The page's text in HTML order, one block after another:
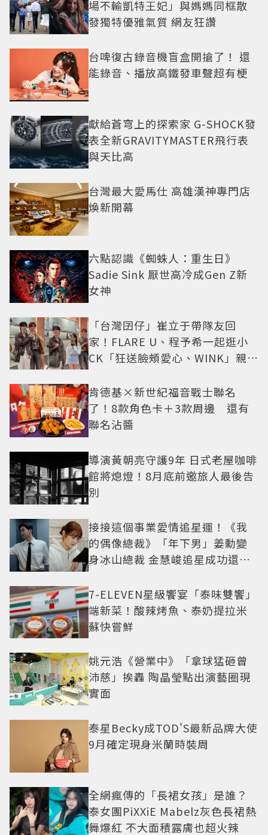
場不輸凱特王妃」與媽媽同框散
發獨特優雅氣質 網友狂讚
台啤復古錄音機盲盒開搶了！ 還
能錄音、播放高鐵發車聲超有梗
獻給蒼穹上的探索家 G-SHOCK發
表全新GRAVITYMASTER飛行表
與天比高
台灣最大愛馬仕 高雄漢神專門店
煥新開幕
六點認識《蜘蛛人：重生日》
Sadie Sink 厭世高冷成Gen Z新
女神
「台灣囝仔」崔立于帶隊友回
家！FLARE U、程予希一起逛小
CK「狂送臉頰愛心、WINK」親曝
肯德基×新世紀福音戰士聯名
了！8款角色卡＋3款周邊 還有
聯名沾醬
導演黃朝亮守護9年 日式老屋咖啡
館將熄燈！8月底前邀旅人最後告
別
接接這個事業愛情追星運！《我
的偶像總裁》「年下男」姜勳變
身冰山總裁 金慧峻追星成功還偶
7-ELEVEN星級饗宴「泰味雙饗」
端新菜！酸辣烤魚、泰奶提拉米
蘇快嘗鮮
姚元浩《營業中》「拿球猛砸曾
沛慈」挨轟 陶晶瑩點出演藝圈現
實面
泰星Becky成TOD'S最新品牌大使
9月確定現身米蘭時裝周
全網瘋傳的「長裙女孩」是誰？
泰女團PiXXiE Mabelz灰色長裙熱
舞爆紅 不大面積露膚也超火辣